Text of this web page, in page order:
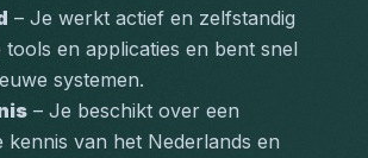
– Je werkt actief en zelfstandig
tools en applicaties en bent snel
systemen.
– Je beschikt over een
kennis van het Nederlands en